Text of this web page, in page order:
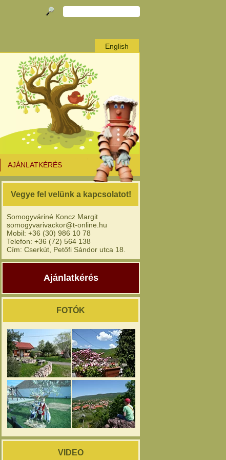
English
AJÁNLATKÉRÉS
Vegye fel velünk a kapcsolatot!
Somogyváriné Koncz Margit
somogyvarivackor@t-online.hu
Mobil: +36 (30) 986 10 78
Telefon: +36 (72) 564 138
Cím: Cserkút, Petőfi Sándor utca 18.
Ajánlatkérés
FOTÓK
VIDEO